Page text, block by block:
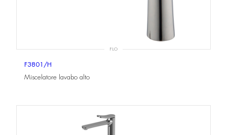
FLO
F3801/H
Miscelatore lavabo alto